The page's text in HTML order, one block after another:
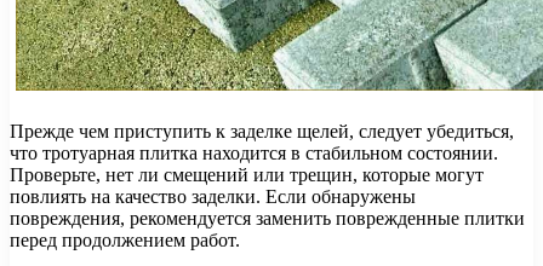
Прежде чем приступить к заделке щелей, следует убедиться,
что тротуарная плитка находится в стабильном состоянии.
Проверьте, нет ли смещений или трещин, которые могут
повлиять на качество заделки. Если обнаружены
повреждения, рекомендуется заменить поврежденные плитки
перед продолжением работ.